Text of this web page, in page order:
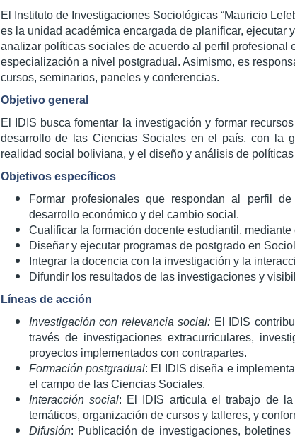
El Instituto de Investigaciones Sociológicas “Mauricio
es la unidad académica encargada de planificar, ejecutar
analizar políticas sociales de acuerdo al perfil profesional
especialización a nivel postgradual. Asimismo, es
cursos, seminarios, paneles y conferencias.
Objetivo general
El IDIS busca fomentar la investigación y formar
desarrollo de las Ciencias Sociales en el país, con la
realidad social boliviana, y el diseño y análisis de
Objetivos específicos
Formar profesionales que respondan al perfil
desarrollo económico y del cambio social.
Cualificar la formación docente estudiantil,
Diseñar y ejecutar programas de postgrado en
Integrar la docencia con la investigación y la
Difundir los resultados de las investigaciones y
Líneas de acción
Investigación con relevancia social: El IDIS
través de investigaciones extracurriculares,
proyectos implementados con contrapartes.
Formación postgradual: El IDIS diseña e
el campo de las Ciencias Sociales.
Interacción social: El IDIS articula el trabajo de
temáticos, organización de cursos y talleres, y
Difusión: Publicación de investigaciones,